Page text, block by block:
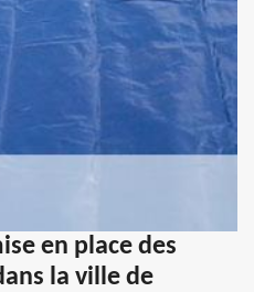
en place des
la ville de